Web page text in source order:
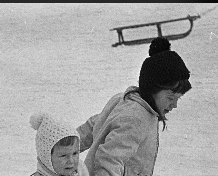
1970 · Budapest V.
Párizsi (Párisi) utca 4.
1970 · Budapest V.
Párizsi (Párisi) utca 4.
· Budapest XI.
tér 3-as számú ház Bartók Béla úti oldala.
1970 · Budapest V.
a Veres Pálné utca 35-ös számú ház a Szarka utca sarkán.
1970 1970